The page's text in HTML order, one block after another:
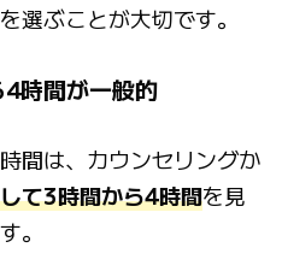
選ぶことが大切です。
時間が一般的
間は、カウンセリングか
て3時間から4時間を見
。